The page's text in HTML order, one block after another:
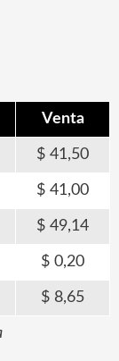
Venta
41,50
41,00
49,14
0,20
8,65